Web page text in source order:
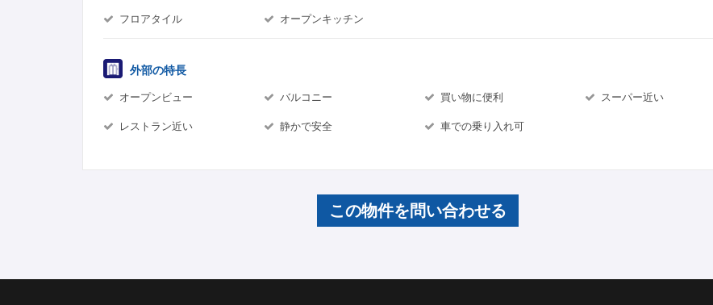
フロアタイル オープンキッチン
外部の特長
オープンビュー バルコニー 買い物に便利 スーパー近い
レストラン近い 静かで安全 車での乗り入れ可
この物件を問い合わせる